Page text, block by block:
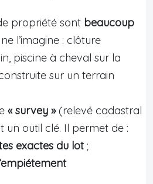
propriété sont beaucoup
ne l’imagine : clôture
piscine à cheval sur la
sur un terrain
« survey »(relevé cadastral
un outil clé. Il permet de :
exactes du lot;